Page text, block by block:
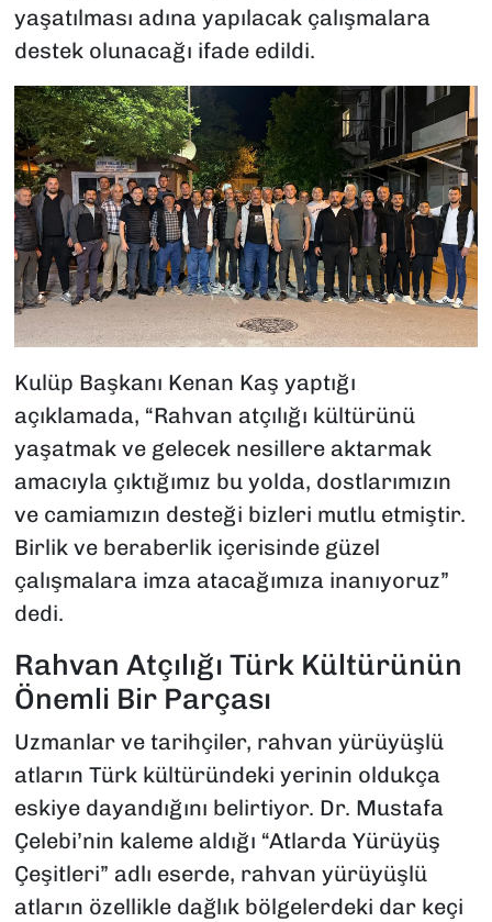
yaşatılması adına yapılacak çalışmalara
destek olunacağı ifade edildi.
Kulüp Başkanı Kenan Kaş yaptığı
açıklamada, “Rahvan atçılığı kültürünü
yaşatmak ve gelecek nesillere aktarmak
amacıyla çıktığımız bu yolda, dostlarımızın
ve camiamızın desteği bizleri mutlu etmiştir.
Birlik ve beraberlik içerisinde güzel
çalışmalara imza atacağımıza inanıyoruz”
dedi.
Rahvan Atçılığı Türk Kültürünün
Önemli Bir Parçası
Uzmanlar ve tarihçiler, rahvan yürüyüşlü
atların Türk kültüründeki yerinin oldukça
eskiye dayandığını belirtiyor. Dr. Mustafa
Çelebi’nin kaleme aldığı “Atlarda Yürüyüş
Çeşitleri” adlı eserde, rahvan yürüyüşlü
atların özellikle dağlık bölgelerdeki dar keçi